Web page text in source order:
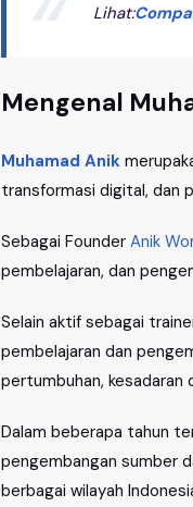
Lihat:
Mengenal
Muhamad Anik
transformasi digital, dan
Sebagai Founder Anik
pembelajaran, dan
Selain aktif sebagai
pembelajaran dan
pertumbuhan, kesadaran
Dalam beberapa tahun
pengembangan sumber
berbagai wilayah